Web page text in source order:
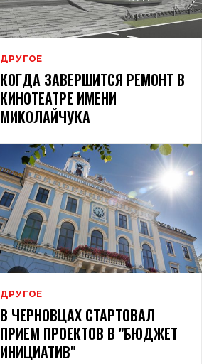
ДРУГОЕ
КОГДА ЗАВЕРШИТСЯ РЕМОНТ В
КИНОТЕАТРЕ ИМЕНИ
МИКОЛАЙЧУКА
ДРУГОЕ
В ЧЕРНОВЦАХ СТАРТОВАЛ
ПРИЕМ ПРОЕКТОВ В "БЮДЖЕТ
ИНИЦИАТИВ"